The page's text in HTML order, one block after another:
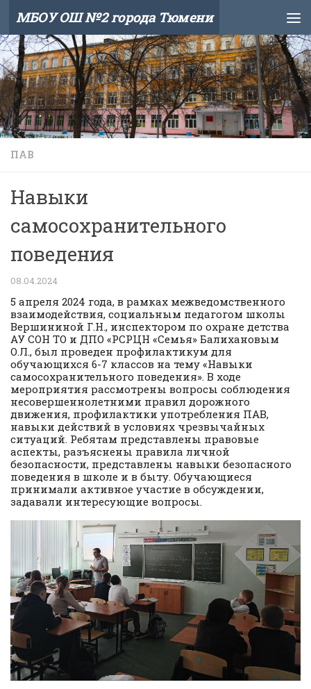
Skip to content
МБОУ ОШ №2 города Тюмени
ПАВ
Навыки
самосохранительного
поведения
08.04.2024
5 апреля 2024 года, в рамках межведомственного
взаимодействия, социальным педагогом школы
Вершининой Г.Н., инспектором по охране детства
АУ СОН ТО и ДПО «РСРЦН «Семья» Балихановым
О.Л., был проведен профилактикум для
обучающихся 6-7 классов на тему «Навыки
самосохранительного поведения». В ходе
мероприятия рассмотрены вопросы соблюдения
несовершеннолетними правил дорожного
движения, профилактики употребления ПАВ,
навыки действий в условиях чрезвычайных
ситуаций. Ребятам представлены правовые
аспекты, разъяснены правила личной
безопасности, представлены навыки безопасного
поведения в школе и в быту. Обучающиеся
принимали активное участие в обсуждении,
задавали интересующие вопросы.